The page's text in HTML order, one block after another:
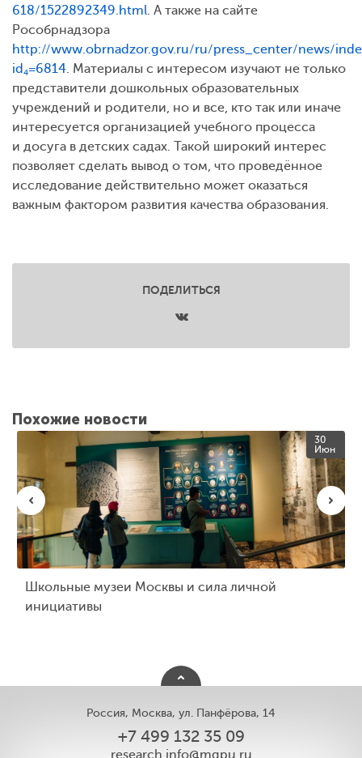
618/1522892349.html. А также на сайте
Рособрнадзора
http://www.obrnadzor.gov.ru/ru/press_center/news/
id 4=6814. Материалы с интересом изучают не только
представители дошкольных образовательных
учреждений и родители, но и все, кто так или иначе
интересуется организацией учебного процесса
и досуга в детских садах. Такой широкий интерес
позволяет сделать вывод о том, что проведённое
исследование действительно может оказаться
важным фактором развития качества образования.
ПОДЕЛИТЬСЯ
Похожие новости
30
Июн
Школьные музеи Москвы и сила личной
инициативы
Россия, Москва, ул. Панфёрова, 14
+7 499 132 35 09
research.info@mgpu.ru